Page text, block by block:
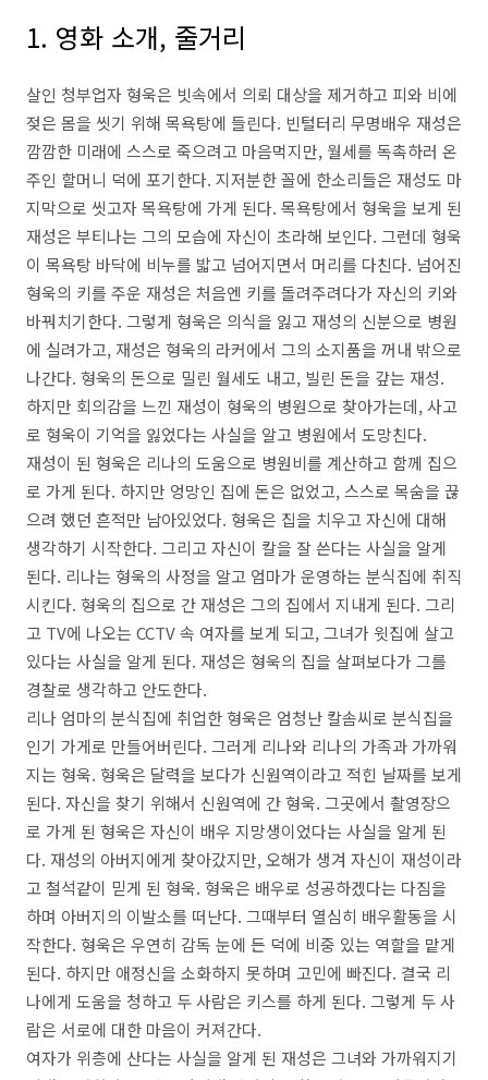
1. 영화 소개, 줄거리
살인 청부업자 형욱은 빗속에서 의뢰 대상을 제거하고 피와 비에
젖은 몸을 씻기 위해 목욕탕에 들린다. 빈털터리 무명배우 재성은
깜깜한 미래에 스스로 죽으려고 마음먹지만, 월세를 독촉하러 온
주인 할머니 덕에 포기한다. 지저분한 꼴에 한소리들은 재성도 마
지막으로 씻고자 목욕탕에 가게 된다. 목욕탕에서 형욱을 보게 된
재성은 부티나는 그의 모습에 자신이 초라해 보인다. 그런데 형욱
이 목욕탕 바닥에 비누를 밟고 넘어지면서 머리를 다친다. 넘어진
형욱의 키를 주운 재성은 처음엔 키를 돌려주려다가 자신의 키와
바꿔치기한다. 그렇게 형욱은 의식을 잃고 재성의 신분으로 병원
에 실려가고, 재성은 형욱의 라커에서 그의 소지품을 꺼내 밖으로
나간다. 형욱의 돈으로 밀린 월세도 내고, 빌린 돈을 갚는 재성.
하지만 회의감을 느낀 재성이 형욱의 병원으로 찾아가는데,사고
로 형욱이 기억을 잃었다는 사실을 알고 병원에서 도망친다.
재성이 된 형욱은 리나의 도움으로 병원비를 계산하고 함께 집으
로 가게 된다. 하지만 엉망인 집에 돈은 없었고,스스로 목숨을 끊
으려 했던 흔적만 남아있었다. 형욱은 집을 치우고 자신에 대해
생각하기 시작한다. 그리고 자신이 칼을 잘 쓴다는 사실을 알게
된다. 리나는 형욱의 사정을 알고 엄마가 운영하는 분식집에 취직
시킨다. 형욱의 집으로 간 재성은 그의 집에서 지내게 된다. 그리
고 TV에 나오는 CCTV속 여자를 보게 되고,그녀가 윗집에 살고
있다는 사실을 알게 된다. 재성은 형욱의 집을 살펴보다가 그를
경찰로 생각하고 안도한다.
리나 엄마의 분식집에 취업한 형욱은 엄청난 칼솜씨로 분식집을
인기 가게로 만들어버린다. 그러게 리나와 리나의 가족과 가까워
지는 형욱. 형욱은 달력을 보다가 신원역이라고 적힌 날짜를 보게
된다. 자신을 찾기 위해서 신원역에 간 형욱. 그곳에서 촬영장으
로 가게 된 형욱은 자신이 배우 지망생이었다는 사실을 알게 된
다. 재성의 아버지에게 찾아갔지만,오해가 생겨 자신이 재성이라
고 철석같이 믿게 된 형욱. 형욱은 배우로 성공하겠다는 다짐을
하며 아버지의 이발소를 떠난다. 그때부터 열심히 배우활동을 시
작한다. 형욱은 우연히 감독 눈에 든 덕에 비중 있는 역할을 맡게
된다. 하지만 애정신을 소화하지 못하며 고민에 빠진다. 결국 리
나에게 도움을 청하고 두 사람은 키스를 하게 된다. 그렇게 두 사
람은 서로에 대한 마음이 커져간다.
여자가 위층에 산다는 사실을 알게 된 재성은 그녀와 가까워지기